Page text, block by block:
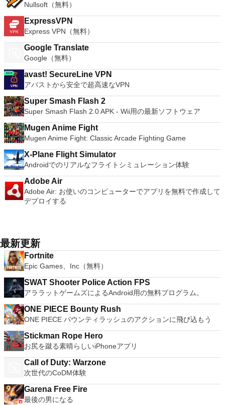
Nullsoft（無料）
ExpressVPN
Express VPN（無料）
Google Translate
Google（無料）
avast! SecureLine VPN
アバストから安全で超高速なVPN
Super Smash Flash 2
Super Smash Flash 2.0 APK - Wii用の最新ソフトウェア
Mugen Anime Fight
Mugen Anime Fight: Classic Arcade Fighting Game
X-Plane Flight Simulator
Androidでのリアルなフライトシミュレーション体験
Adobe Air
Adobe Air: お使いのコンピューターでアプリを無料で作成して
デプロイする
最新更新
Fortnite
Epic Games、Inc（無料）
SWAT Shooter Police Action FPS
アララットゲームズによるAndroid用の無料プログラム。
ONE PIECE Bounty Rush
ONE PIECE バウンティラッシュのアクションに飛び込もう
Stickman Rope Hero
お尻を蹴る素晴らしいiPhoneアプリ
Call of Duty: Warzone
次世代のCoDM体験
Garena Free Fire
最後の男になる